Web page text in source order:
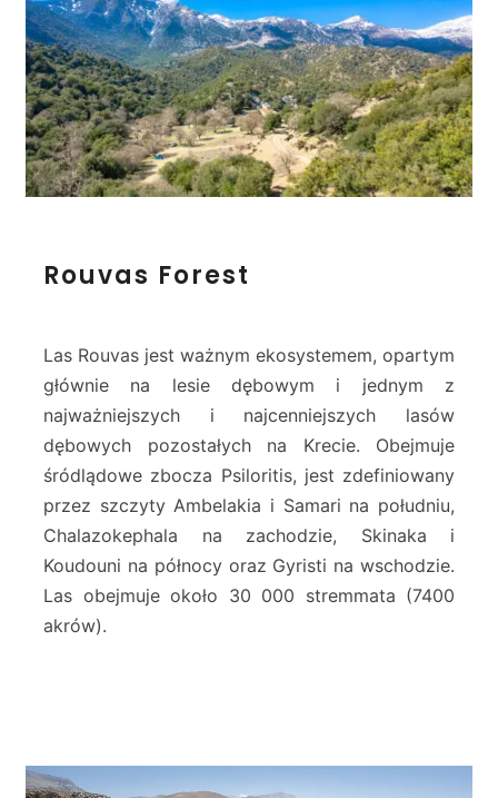
a
–
A
n
o
g
e
i
a
s
F
o
r
e
s
Rouvas Forest
Las Rouvas jest ważnym ekosystemem, opartym
głównie na lesie dębowym i jednym z
najważniejszych i najcenniejszych lasów
dębowych pozostałych na Krecie. Obejmuje
śródlądowe zbocza Psiloritis, jest zdefiniowany
przez szczyty Ambelakia i Samari na południu,
Chalazokephala na zachodzie, Skinaka i
Koudouni na północy oraz Gyristi na wschodzie.
Las obejmuje około 30 000 stremmata (7400
akrów).